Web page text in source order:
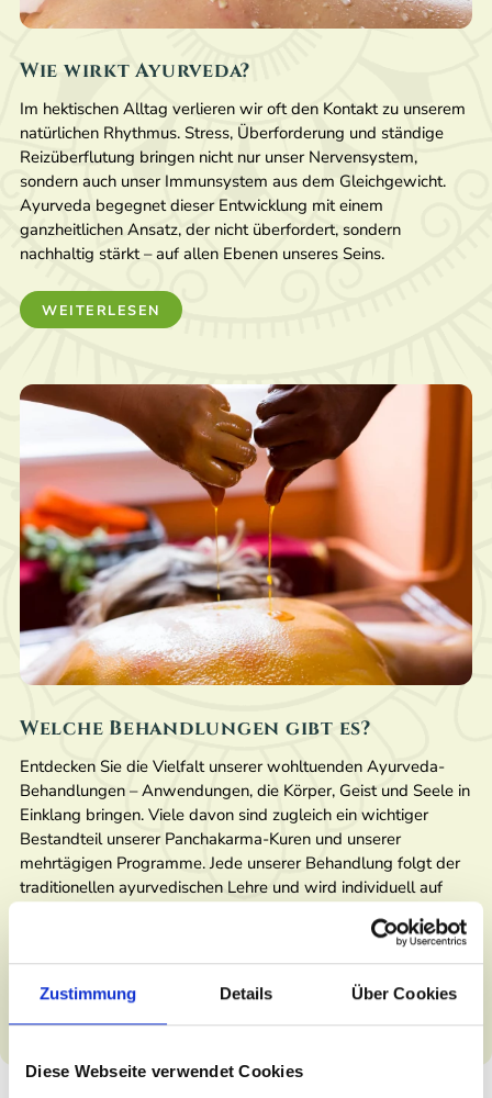
Zustimmung Details Über Cookies
Diese Webseite verwendet Cookies
Wie wirkt Ayurveda?
Im hektischen Alltag verlieren wir oft den Kontakt zu unserem
natürlichen Rhythmus. Stress, Überforderung und ständige
Reizüberflutung bringen nicht nur unser Nervensystem,
sondern auch unser Immunsystem aus dem Gleichgewicht.
Ayurveda begegnet dieser Entwicklung mit einem
ganzheitlichen Ansatz, der nicht überfordert, sondern
nachhaltig stärkt – auf allen Ebenen unseres Seins.
WEITERLESEN
Welche Behandlungen gibt es?
Entdecken Sie die Vielfalt unserer wohltuenden Ayurveda-
Behandlungen – Anwendungen, die Körper, Geist und Seele in
Einklang bringen. Viele davon sind zugleich ein wichtiger
Bestandteil unserer Panchakarma-Kuren und unserer
mehrtägigen Programme. Jede unserer Behandlung folgt der
traditionellen ayurvedischen Lehre und wird individuell auf
WEITERLESEN